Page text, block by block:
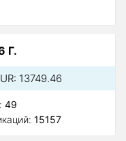
Г.
13749.46
49
15157